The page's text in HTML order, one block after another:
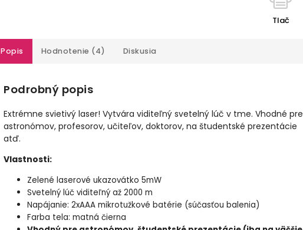
Tlač
Popis Hodnotenie (4) Diskusia
Podrobný popis
Extrémne svietivý laser! Vytvára viditeľný svetelný lúč v tme. Vhodné pre
astronómov, profesorov, učiteľov, doktorov, na študentské prezentácie
atď.
Vlastnosti:
Zelené laserové ukazovátko 5mW
Svetelný lúč viditeľný až 2000 m
Napájanie: 2xAAA mikrotužkové batérie (súčasťou balenia)
Farba tela: matná čierna